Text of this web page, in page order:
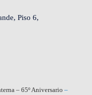
Piso 6,
– 65º Aniversario –